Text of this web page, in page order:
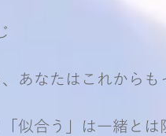
あなたはこれから
似合う」は一緒とは